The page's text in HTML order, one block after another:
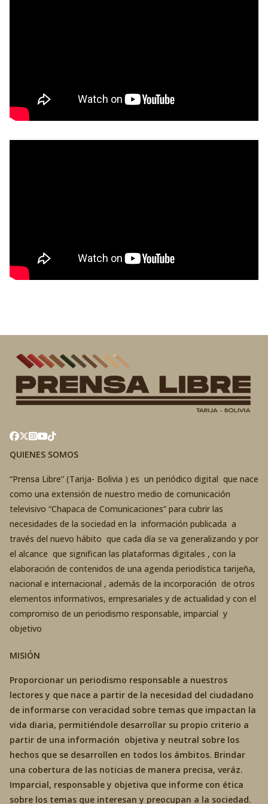
QUIENES SOMOS
“Prensa Libre” (Tarija- Bolivia ) es un periódico digital que nace
como una extensión de nuestro medio de comunicación
televisivo “Chapaca de Comunicaciones” para cubrir las
necesidades de la sociedad en la información publicada a
través del nuevo hábito que cada día se va generalizando y por
el alcance que significan las plataformas digitales , con la
elaboración de contenidos de una agenda periodística tarijeña,
nacional e internacional , además de la incorporación de otros
elementos informativos, empresariales y de actualidad y con el
compromiso de un periodismo responsable, imparcial y
objetivo
MISIÓN
Proporcionar un periodismo responsable a nuestros
lectores y que nace a partir de la necesidad del ciudadano
de informarse con veracidad sobre temas que impactan la
vida diaria, permitiéndole desarrollar su propio criterio a
partir de una información objetiva y neutral sobre los
hechos que se desarrollen en todos los ámbitos. Brindar
una cobertura de las noticias de manera precisa, veráz.
Imparcial, responsable y objetiva que informe con ética
sobre los temas que interesan y preocupan a la sociedad.